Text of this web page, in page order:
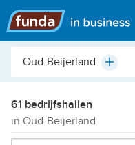
Hoofdmenu
Plaats,
etc.
Plus
61 bedrijfshallen
in Oud-Beijerland